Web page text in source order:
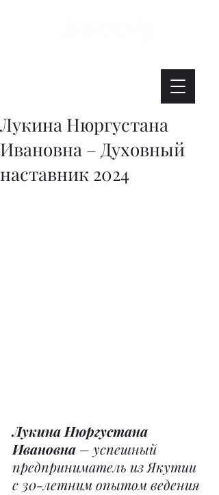
Лукина Нюргустана
Ивановна – Духовный
наставник 2024
Лукина Нюргустана
Ивановна – успешный
предприниматель из Якутии
с 30-летним опытом ведения